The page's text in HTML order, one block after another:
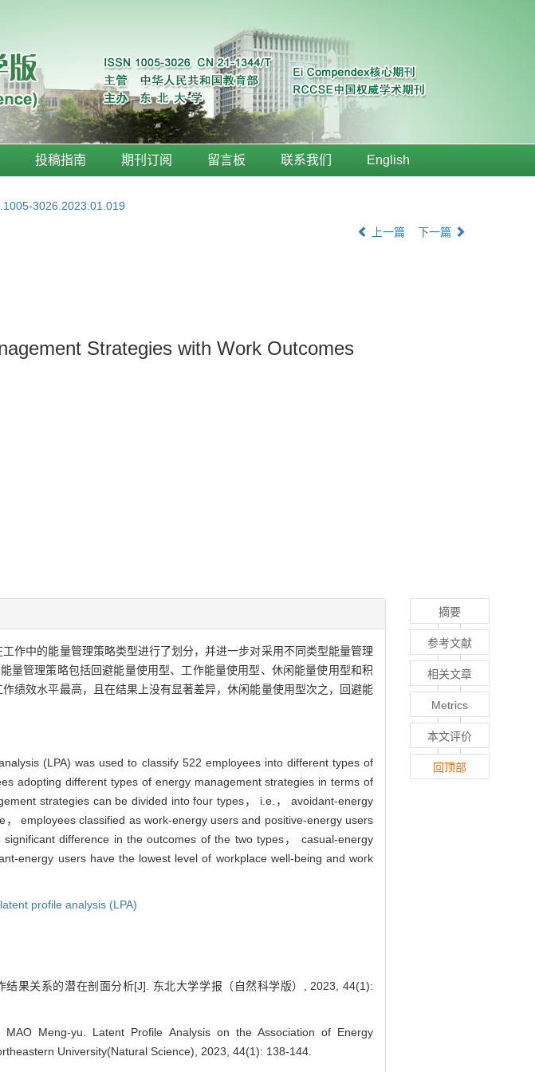
投稿指南 期刊订阅 留言板 联系我们 English
3026.2023.01.019
上一篇 下一篇
Strategies with Work Outcomes
作中的能量管理策略类型进行了划分，并进一步对采用不同类型能量管理
量管理策略包括回避能量使用型、工作能量使用型、休闲能量使用型和积
绩效水平最高，且在结果上没有显著差异，休闲能量使用型次之，回避能
(LPA) was used to classify 522 employees into different types of
adopting different types of energy management strategies in terms of
strategies can be divided into four types， i.e.， avoidant-energy
employees classified as work-energy users and positive-energy users
difference in the outcomes of the two types， casual-energy
energy users have the lowest level of workplace well-being and work
profile analysis (LPA)
果关系的潜在剖面分析[J]. 东北大学学报（自然科学版）, 2023, 44(1):
Meng-yu. Latent Profile Analysis on the Association of Energy
University(Natural Science), 2023, 44(1): 138-144.
摘要
参考文献
相关文章
Metrics
本文评价
回顶部